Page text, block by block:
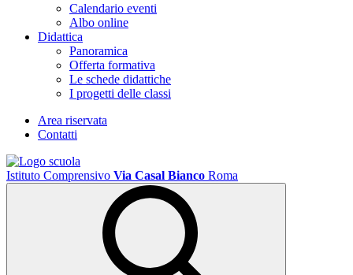
Calendario eventi
Albo online
Didattica
Panoramica
Offerta formativa
Le schede didattiche
I progetti delle classi
Area riservata
Contatti
Istituto Comprensivo Via Casal Bianco Roma